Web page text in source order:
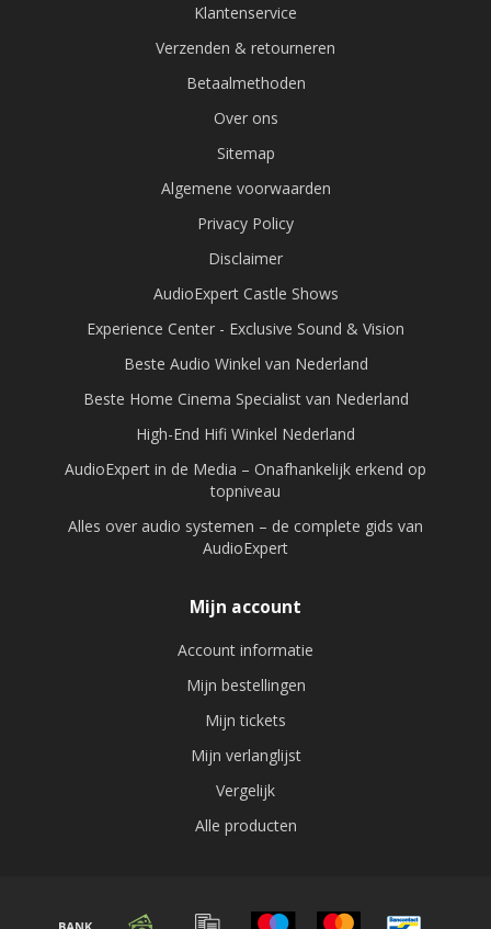
Klantenservice
Verzenden & retourneren
Betaalmethoden
Over ons
Sitemap
Algemene voorwaarden
Privacy Policy
Disclaimer
AudioExpert Castle Shows
Experience Center - Exclusive Sound & Vision
Beste Audio Winkel van Nederland
Beste Home Cinema Specialist van Nederland
High-End Hifi Winkel Nederland
AudioExpert in de Media – Onafhankelijk erkend op
topniveau
Alles over audio systemen – de complete gids van
AudioExpert
Mijn account
Account informatie
Mijn bestellingen
Mijn tickets
Mijn verlanglijst
Vergelijk
Alle producten